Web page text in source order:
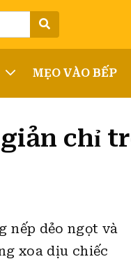
MẸO VÀO BẾP
chỉ
nếp dẻo ngọt và
xoa dịu chiếc